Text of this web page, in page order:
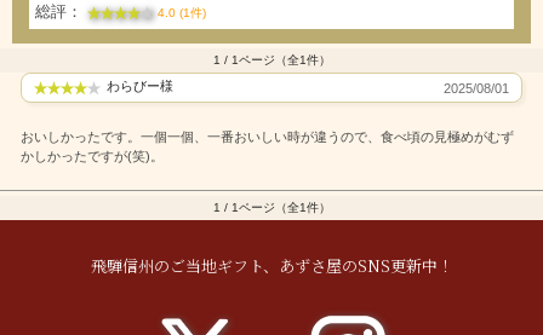
総評：
4.0 (1件)
1 / 1ページ（全1件）
わらびー様 2025/08/01
おいしかったです。一個一個、一番おいしい時が違うので、食べ頃の見極めがむず
かしかったですが(笑)。
1 / 1ページ（全1件）
飛騨信州のご当地ギフト、あずさ屋のSNS更新中！